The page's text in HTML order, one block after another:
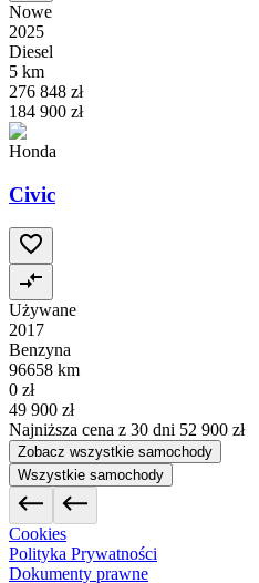
Nowe
2025
Diesel
5 km
276 848 zł
184 900 zł
Honda
Civic
Używane
2017
Benzyna
96658 km
0 zł
49 900 zł
Najniższa cena z 30 dni 52 900 zł
Zobacz wszystkie samochody
Wszystkie samochody
Cookies
Polityka Prywatności
Dokumenty prawne